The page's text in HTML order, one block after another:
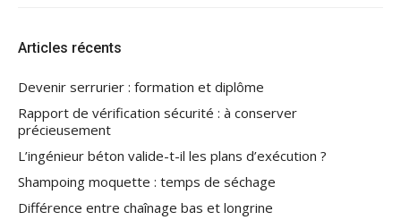
Articles récents
Devenir serrurier : formation et diplôme
Rapport de vérification sécurité : à conserver
précieusement
L’ingénieur béton valide-t-il les plans d’exécution ?
Shampoing moquette : temps de séchage
Différence entre chaînage bas et longrine